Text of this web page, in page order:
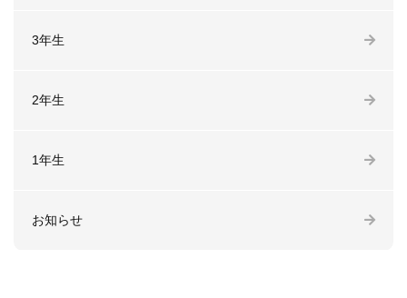
3年生
2年生
1年生
お知らせ